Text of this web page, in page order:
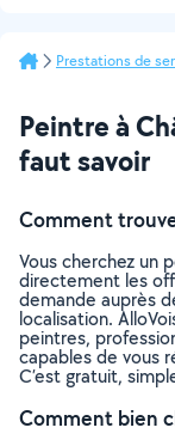
Prestations de
Peintre à
faut savoir
Comment
Vous cherchez un
directement les
demande auprès
localisation.
peintres,
capables de vous
C’est gratuit,
Comment bien